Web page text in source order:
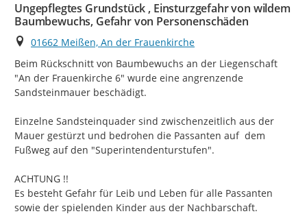
Ungepflegtes Grundstück , Einsturzgefahr von wildem
Baumbewuchs, Gefahr von Personenschäden
Ort
01662 Meißen, An der Frauenkirche
Beim Rückschnitt von Baumbewuchs an der Liegenschaft
"An der Frauenkirche 6" wurde eine angrenzende
Sandsteinmauer beschädigt.
Einzelne Sandsteinquader sind zwischenzeitlich aus der
Mauer gestürzt und bedrohen die Passanten auf  dem
Fußweg auf den "Superintendenturstufen".
ACHTUNG !!
Es besteht Gefahr für Leib und Leben für alle Passanten
sowie der spielenden Kinder aus der Nachbarschaft.